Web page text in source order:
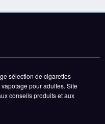
sélection de cigarettes
pour adultes. Site
conseils produits et aux